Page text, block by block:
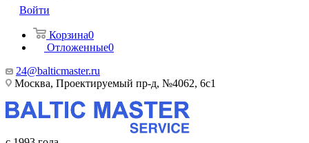
Войти
Корзина0
Отложенные0
24@balticmaster.ru
Москва, Проектируемый пр-д, №4062, 6с1